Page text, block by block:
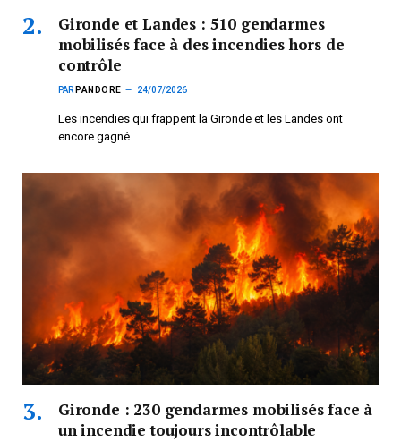
Gironde et Landes : 510 gendarmes
mobilisés face à des incendies hors de
contrôle
PAR PANDORE 24/07/2026
Les incendies qui frappent la Gironde et les Landes ont
encore gagné…
Gironde : 230 gendarmes mobilisés face à
un incendie toujours incontrôlable